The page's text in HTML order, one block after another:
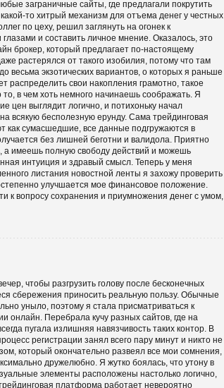
заграничные сайты, где предлагали покрутить
то хитрый механизм для отъема денег у честных
по цеху, решил заглянуть на огонек к
и составить личное мнение. Оказалось, это
брокер, который предлагает по-настоящему
растерялся от такого изобилия, потому что там
весьма экзотических вариантов, о которых я раньше
распределить свои накопления грамотно, такое
в чем хоть немного начинаешь соображать. Я
цен выглядит логично, и потихоньку начал
всякую бесполезную ерунду. Сама трейдинговая
как сумасшедшие, все данные подгружаются в
без лишней беготни и валидола. Приятно
а имеешь полную свободу действий и можешь
интуиция и здравый смысл. Теперь у меня
листания новостной ленты я захожу проверить
улучшается мое финансовое положение.
к вопросу сохранения и приумножения денег с умом,
чтобы разгрузить голову после бесконечных
сбережения приносить реальную пользу. Обычные
уныло, поэтому я стала присматриваться к
онлайн. Перебрала кучу разных сайтов, где на
пугала излишняя навязчивость таких контор. В
регистрации занял всего пару минут и никто не
который окончательно развеял все мои сомнения,
дружелюбно. Я жутко боялась, что утону в
элементы расположены настолько логично,
платформа работает невероятно